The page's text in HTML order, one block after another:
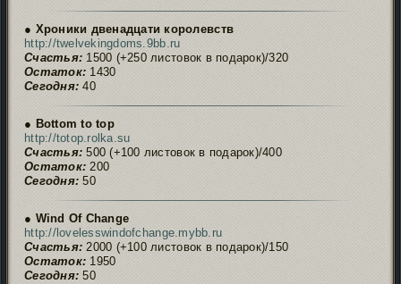
● Хроники двенадцати королевств
http://twelvekingdoms.9bb.ru
Счастья: 1500 (+250 листовок в подарок)/320
Остаток: 1430
Сегодня: 40
● Bottom to top
http://totop.rolka.su
Счастья: 500 (+100 листовок в подарок)/400
Остаток: 200
Сегодня: 50
● Wind Of Change
http://lovelesswindofchange.mybb.ru
Счастья: 2000 (+100 листовок в подарок)/150
Остаток: 1950
Сегодня: 50